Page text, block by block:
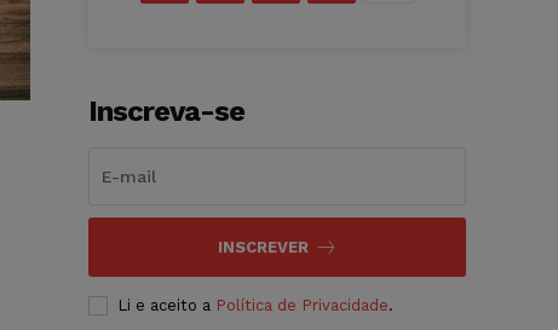
Inscreva-se
INSCREVER
Li e aceito a Política de Privacidade.